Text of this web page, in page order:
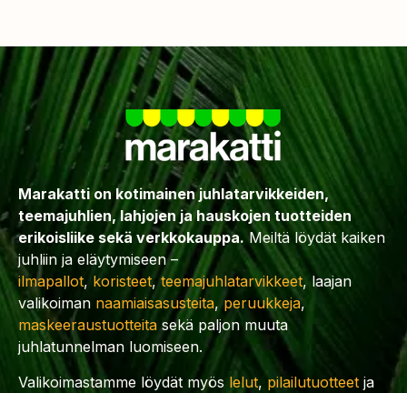
Marakatti on kotimainen juhlatarvikkeiden,
teemajuhlien, lahjojen ja hauskojen tuotteiden
erikoisliike sekä verkkokauppa. Meiltä löydät kaiken
juhliin ja eläytymiseen –
ilmapallot, koristeet,teemajuhlatarvikkeet, laajan
valikoiman naamiaisasusteita,peruukkeja,
maskeeraustuotteitasekä paljon muuta
juhlatunnelman luomiseen.
Valikoimastamme löydät myös lelut, pilailutuotteet ja